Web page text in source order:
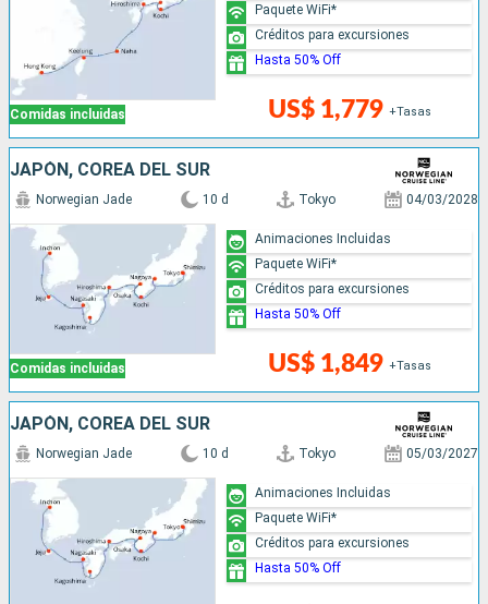
Comidas incluidas US$ 1,779 +Tasas
Paquete WiFi*
Créditos para excursiones
Hasta 50% Off
JAPÓN, COREA DEL SUR
Comidas incluidas
Norwegian Jade 10 d Tokyo 04/03/2028
US$ 1,849 +Tasas
Animaciones Incluidas
Paquete WiFi*
Créditos para excursiones
Hasta 50% Off
JAPÓN, COREA DEL SUR
Norwegian Jade 10 d Tokyo 05/03/2027
Animaciones Incluidas
Paquete WiFi*
Créditos para excursiones
Hasta 50% Off